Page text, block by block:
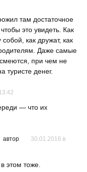
там достаточное
это увидеть. Как
как дружат, как
Даже самые
при чем не
туристе денег.
— что их
автор
30.01.2016 в
этом тоже.